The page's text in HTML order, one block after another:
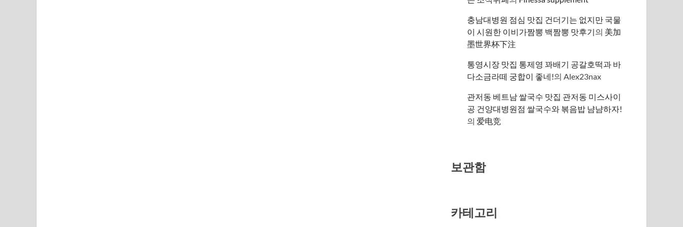
충남대병원 점심 맛집 건더기는 없지만 국물
이 시원한 이비가짬뽕 백짬뽕 맛후기의 美加
墨世界杯下注
통영시장 맛집 통제영 꽈배기 공갈호떡과 바
다소금라떼 궁합이 좋네!의Alex23nax
관저동 베트남 쌀국수 맛집 관저동 미스사이
공 건양대병원점 쌀국수와 볶음밥 냠냠하자!
의 爱电竞
보관함
카테고리